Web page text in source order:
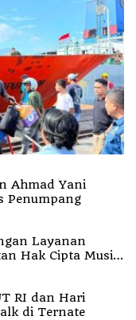
Ahmad Yani
Penumpang
Layanan
Hak Cipta Musik
RI dan Hari
di Ternate